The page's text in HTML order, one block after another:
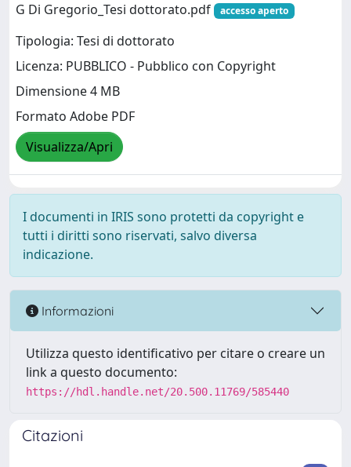
G Di Gregorio_Tesi dottorato.pdf
accesso aperto
Tipologia: Tesi di dottorato
Licenza: PUBBLICO - Pubblico con Copyright
Dimensione 4 MB
Formato Adobe PDF
Visualizza/Apri
I documenti in IRIS sono protetti da copyright e
tutti i diritti sono riservati, salvo diversa
indicazione.
Informazioni
Utilizza questo identificativo per citare o creare un
link a questo documento:
https://hdl.handle.net/20.500.11769/585440
Citazioni